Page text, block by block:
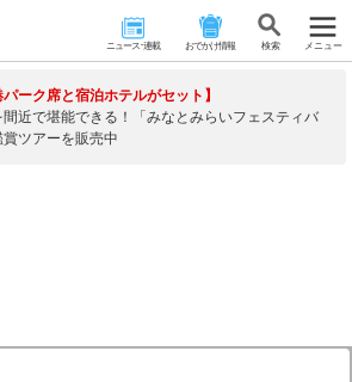
ニュース･連載 おでかけ情報 検 索 メニュー
パーク席と宿泊ホテルがセット】
間近で堪能できる！「みなとみらいフェスティバ
賞ツアーを販売中